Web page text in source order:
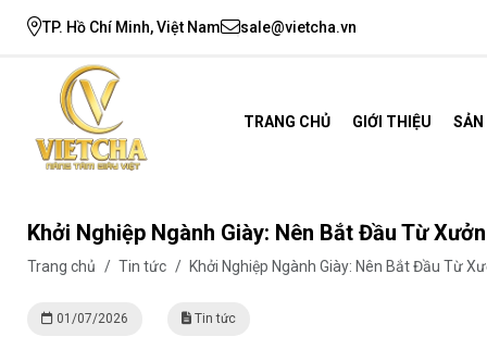
TP. Hồ Chí Minh, Việt Nam sale@vietcha.vn
TRANG CHỦ GIỚI THIỆU
Khởi Nghiệp Ngành Giày: Nên Bắt Đầu Từ
Trang chủ / Tin tức / Khởi Nghiệp Ngành Giày: Nên Bắt Đầu Từ
01/07/2026 Tin tức